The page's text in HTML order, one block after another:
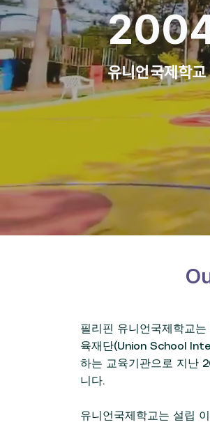
유니언국제학교
필리핀 유니언국제학교
육재단(Union School
하는 교육기관으로 지난
니다.
유니언국제학교는 설립